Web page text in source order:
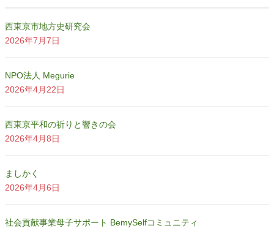
西東京市地方史研究会
2026年7月7日
NPO法人 Megurie
2026年4月22日
西東京平和の祈りと響きの会
2026年4月8日
ましかく
2026年4月6日
社会貢献事業母子サポート BemySelfコミュニティ